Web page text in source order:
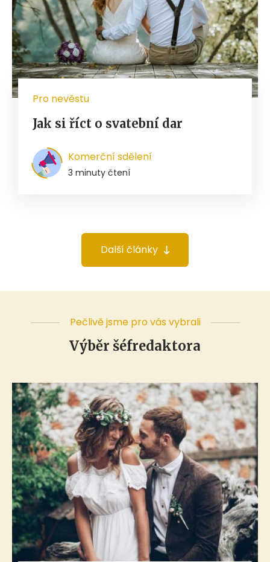
Pro nevěstu
Jak si říct o svatební dar
Komerční sdělení
3 minuty čtení
Další články
Pečlivě jsme pro vás vybrali
Výběr šéfredaktora